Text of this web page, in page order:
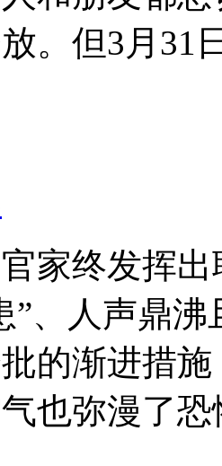
。但3月31
家终发挥
”、人声鼎
的渐进措
也弥漫了